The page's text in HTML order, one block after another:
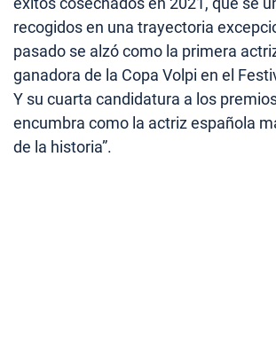
recogidos en una trayectoria
pasado se alzó como la primera
ganadora de la Copa Volpi en el
Y su cuarta candidatura a los
encumbra como la actriz española
de la historia”.